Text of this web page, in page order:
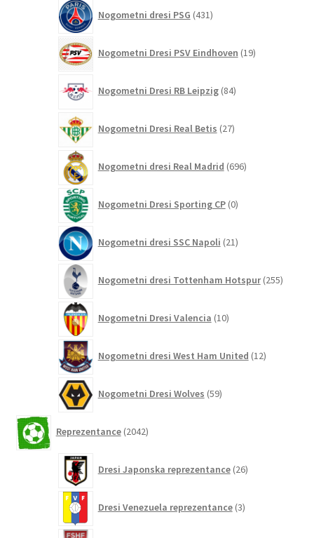
Nogometni dresi PSG 431izdelkov
Nogometni Dresi PSV Eindhoven 19izdelkov
Nogometni Dresi RB Leipzig 84izdelkov
Nogometni Dresi Real Betis 27izdelkov
Nogometni dresi Real Madrid 696izdelkov
Nogometni Dresi Sporting CP 0izdelkov
Nogometni dresi SSC Napoli 21izdelkov
Nogometni dresi Tottenham Hotspur 255
Nogometni Dresi Valencia 10izdelkov
Nogometni dresi West Ham United 12izdelkov
Nogometni Dresi Wolves 59izdelkov
Reprezentance 2042izdelkov
Dresi Japonska reprezentance 26izdelkov
Dresi Venezuela reprezentance 3izdelki